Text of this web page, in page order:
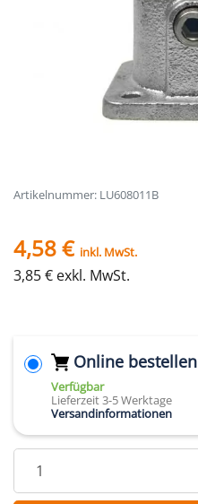
Artikelnummer: LU608011B
4,58 € inkl. MwSt.
3,85 € exkl. MwSt.
Online bestellen
Verfügbar
Lieferzeit 3-5 Werktage
Versandinformationen